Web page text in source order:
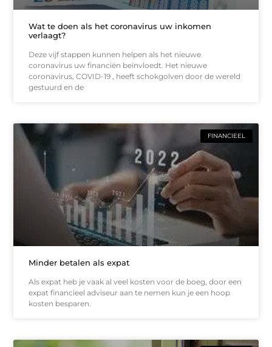
Wat te doen als het coronavirus uw inkomen
verlaagt?
Deze vijf stappen kunnen helpen als het nieuwe
coronavirus uw financiën beïnvloedt. Het nieuwe
coronavirus, COVID-19 , heeft schokgolven door de wereld
gestuurd en de
FINANCIEEL
Minder betalen als expat
Als expat heb je vaak al veel kosten voor de boeg, door een
expat financieel adviseur aan te nemen kun je een hoop
kosten besparen.